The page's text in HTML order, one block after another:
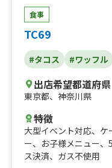
食事
TC69
#タコス #ワッフル
出店希望都道府県
東京都、 神奈川県
特徴
大型イベント対応、 ケ
ー、 お子様メニュー、
ス決済、 ガス不使用